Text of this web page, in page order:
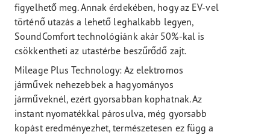
figyelhető meg. Annak érdekében, hogy az EV-vel
történő utazás a lehető leghalkabb legyen,
SoundComfort technológiánk akár 50%-kal is
csökkentheti az utastérbe beszűrődő zajt.
Mileage Plus Technology: Az elektromos
járművek nehezebbek a hagyományos
járműveknél, ezért gyorsabban kophatnak. Az
instant nyomatékkal párosulva, még gyorsabb
kopást eredményezhet, természetesen ez függ a